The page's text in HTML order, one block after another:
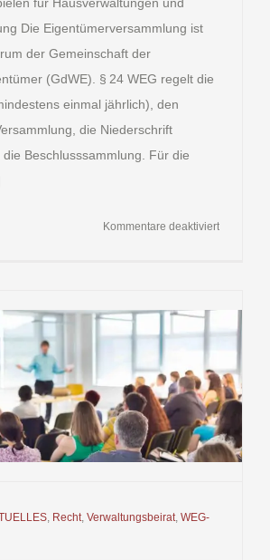
für Hausverwaltungen und
Die Eigentümerversammlung ist
der Gemeinschaft der
(GdWE). § 24 WEG regelt die
einmal jährlich), den
die Niederschrift
Beschlusssammlung. Für die
Kommentare deaktiviertfür
Recht Verwaltungsbeirat WEG-